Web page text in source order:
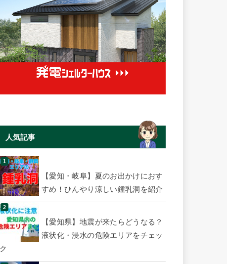
人気記事
【愛知・岐阜】夏のお出かけにおす
すめ！ひんやり涼しい鍾乳洞を紹介
【愛知県】地震が来たらどうなる？
液状化・浸水の危険エリアをチェッ
ク